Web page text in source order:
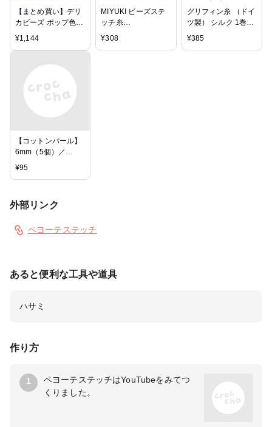
【まとめ買い】デリ
カビーズ ポップ色
（3gx10本セット） |
つくる楽しみ ビーズ
¥1,144
MIYUKI ビーズステ
ッチ糸
#40(0.2mm×50m巻
¥308
グリフィン糸 （ドイ
ツ製） シルク 1巻
（2m）
¥385
【コットンパール】
6mm（5個）／
8mm（5個）／
¥95
外部リンク
ペヨーテステッチ
作り方
1
ペヨーテステッチはYouTubeをみてつ
くりました。
あると便利な工具や道具
ハサミ